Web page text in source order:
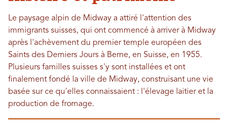
Le paysage alpin de Midway a attiré l'attention des
immigrants suisses, qui ont commencé à arriver à Midway
après l'achèvement du premier temple européen des
Saints des Derniers Jours à Berne, en Suisse, en 1955.
Plusieurs familles suisses s'y sont installées et ont
finalement fondé la ville de Midway, construisant une vie
basée sur ce qu'elles connaissaient : l'élevage laitier et la
production de fromage.